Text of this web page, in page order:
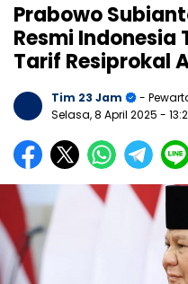
Prabowo
Resmi Indonesia
Tarif Resiprokal
Tim 23 Jam
-
Selasa, 8 April 2025 -